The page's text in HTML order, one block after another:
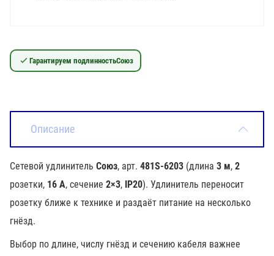
Гарантируем подлинностьСоюз
Описание
Сетевой удлинитель Союз, арт. 481S-6203 (длина 3 м, 2
розетки, 16 А, сечение 2×3, IP20). Удлинитель переносит
розетку ближе к технике и раздаёт питание на несколько
гнёзд.
Выбор по длине, числу гнёзд и сечению кабеля важнее